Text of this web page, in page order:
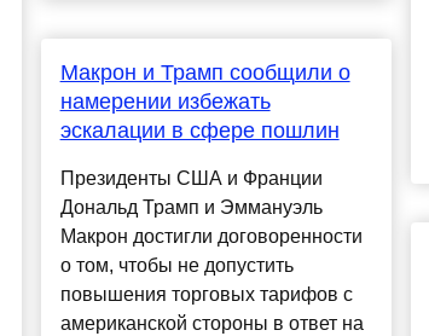
Макрон и Трамп сообщили о
намерении избежать
эскалации в сфере пошлин
Президенты США и Франции
Дональд Трамп и Эммануэль
Макрон достигли договоренности
о том, чтобы не допустить
повышения торговых тарифов с
американской стороны в ответ на